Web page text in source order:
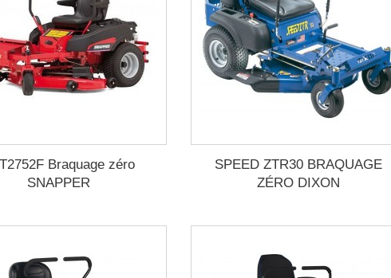
Braquage zéro
SNAPPER
SPEED ZTR30 BRAQUAGE
ZÉRO DIXON